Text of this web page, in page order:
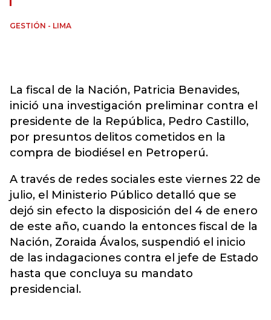
GESTIÓN - LIMA
La fiscal de la Nación, Patricia Benavides,
inició una investigación preliminar contra el
presidente de la República, Pedro Castillo,
por presuntos delitos cometidos en la
compra de biodiésel en Petroperú.
A través de redes sociales este viernes 22 de
julio, el Ministerio Público detalló que se
dejó sin efecto la disposición del 4 de enero
de este año, cuando la entonces fiscal de la
Nación, Zoraida Ávalos, suspendió el inicio
de las indagaciones contra el jefe de Estado
hasta que concluya su mandato
presidencial.